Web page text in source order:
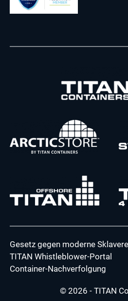
Gesetz gegen moderne
TITAN Whistleblower-Portal
Container-Nachverfolgung
© 2026 - TITAN